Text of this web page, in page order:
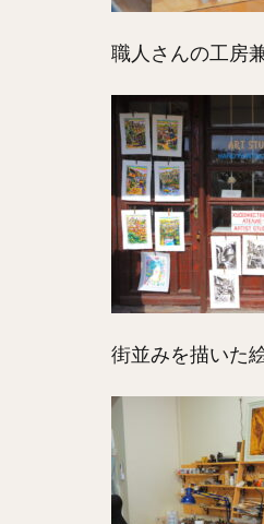
職人さんの工房
街並みを描いた